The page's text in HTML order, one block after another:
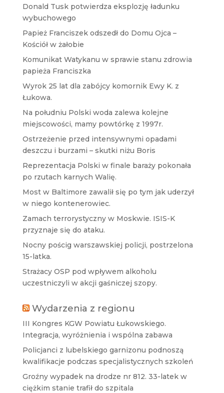
Donald Tusk potwierdza eksplozję ładunku
wybuchowego
Papież Franciszek odszedł do Domu Ojca –
Kościół w żałobie
Komunikat Watykanu w sprawie stanu zdrowia
papieża Franciszka
Wyrok 25 lat dla zabójcy komornik Ewy K. z
Łukowa.
Na południu Polski woda zalewa kolejne
miejscowości, mamy powtórkę z 1997r.
Ostrzeżenie przed intensywnymi opadami
deszczu i burzami – skutki niżu Boris
Reprezentacja Polski w finale baraży pokonała
po rzutach karnych Walię.
Most w Baltimore zawalił się po tym jak uderzył
w niego kontenerowiec.
Zamach terrorystyczny w Moskwie. ISIS-K
przyznaje się do ataku.
Nocny pościg warszawskiej policji, postrzelona
15-latka.
Strażacy OSP pod wpływem alkoholu
uczestniczyli w akcji gaśniczej szopy.
Wydarzenia z regionu
III Kongres KGW Powiatu Łukowskiego.
Integracja, wyróżnienia i wspólna zabawa
Policjanci z lubelskiego garnizonu podnoszą
kwalifikacje podczas specjalistycznych szkoleń
Groźny wypadek na drodze nr 812. 33-latek w
ciężkim stanie trafił do szpitala